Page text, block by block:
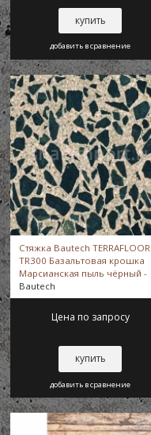
Pressbeton Vertical
TERRAFLOOR
X-FLOOR SYSTEM
купить
добавить в сравнение
Стяжка Bautech TERRAFLOOR
TR300 Базальтовая крошка
Марсианская пыль чёрный -
Bautech
Цена по запросу
купить
добавить в сравнение